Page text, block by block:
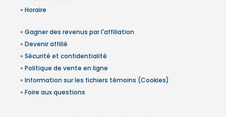
» Horaire
» Gagner des revenus par l'affiliation
» Devenir affilié
» Sécurité et confidentialité
» Politique de vente en ligne
» Information sur les fichiers témoins (Cookies)
» Foire aux questions